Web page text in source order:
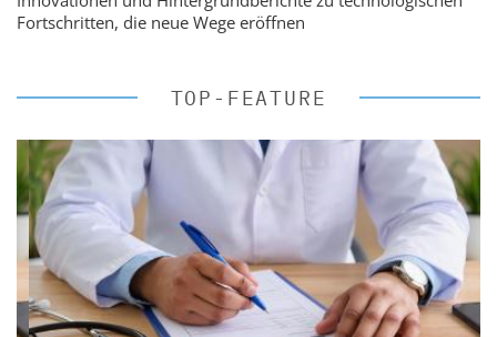
Fortschritten, die neue Wege eröffnen
TOP-FEATURE